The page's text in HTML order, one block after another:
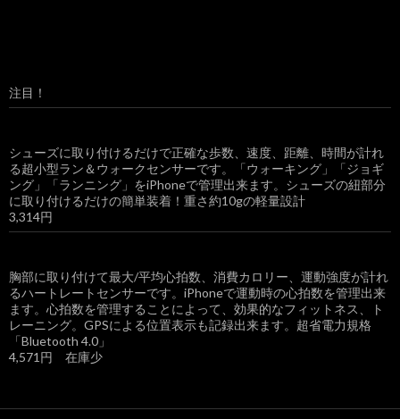
注目！
シューズに取り付けるだけで正確な歩数、速度、距離、時間が計れ
る超小型ラン＆ウォークセンサーです。「ウォーキング」「ジョギ
ング」「ランニング」をiPhoneで管理出来ます。シューズの紐部分
に取り付けるだけの簡単装着！重さ約10gの軽量設計
3,314円
胸部に取り付けて最大/平均心拍数、消費カロリー、運動強度が計れ
るハートレートセンサーです。iPhoneで運動時の心拍数を管理出来
ます。心拍数を管理することによって、効果的なフィットネス、ト
レーニング。GPSによる位置表示も記録出来ます。超省電力規格
「Bluetooth 4.0」
4,571円 在庫少